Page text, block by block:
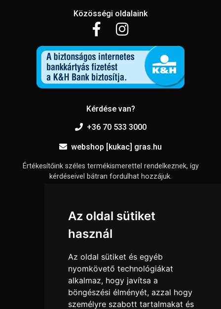
Az oldal sütiket
használ
Az oldal sütiket és egyéb
nyomkövető technológiákat
alkalmaz, hogy javítsa a
böngészési élményét, azzal hogy
személyre szabott tartalmakat és
Közösségi oldalaink
Kérdése van?
+36 70 533 3000
webshop [kukac] gras.hu
Értékesítőink széles termékismerettel rendelkeznek, így
kérdéseivel bátran fordulhat hozzájuk.
Információk
Általános szerződési feltételek
Elállási nyilatkozat
Impresszum
Süti beállítások